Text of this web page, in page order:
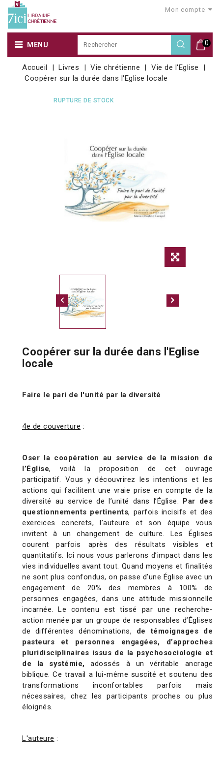
Mon compte
0
MENU
Accueil Livres Vie chrétienne
Vie de l'Eglise
Coopérer sur la durée dans l'Eglise locale
RUPTURE DE STOCK
Coopérer sur la durée dans l'Eglise
locale
Faire le pari de l'unité par la diversité
4e de couverture :
Oser la coopération au service de la mission de
l’Église, voilà la proposition de cet ouvrage
participatif. Vous y découvrirez les intentions et les
actions qui facilitent une vraie prise en compte de la
diversité au service de l’unité dans l’Église. Par des
questionnements pertinents, parfois incisifs et des
exercices concrets, l’auteure et son équipe vous
invitent à un changement de culture. Les Églises
courent parfois après des résultats visibles et
quantitatifs. Ici nous vous parlerons d’impact dans les
vies individuelles avant tout. Quand moyens et finalités
ne sont plus confondus, on passe d’une Église avec un
engagement de 20% des membres à 100% de
personnes engagées, dans une attitude missionnelle
incarnée. Le contenu est tissé par une recherche-
action menée par un groupe de responsables d’Églises
de différentes dénominations, de témoignages de
pasteurs et personnes engagées, d’approches
pluridisciplinaires issus de la psychosociologie et
de la systémie, adossés à un véritable ancrage
biblique. Ce travail a lui-même suscité et soutenu des
transformations inconfortables parfois mais
nécessaires, chez les participants proches ou plus
éloignés.
L'auteure :